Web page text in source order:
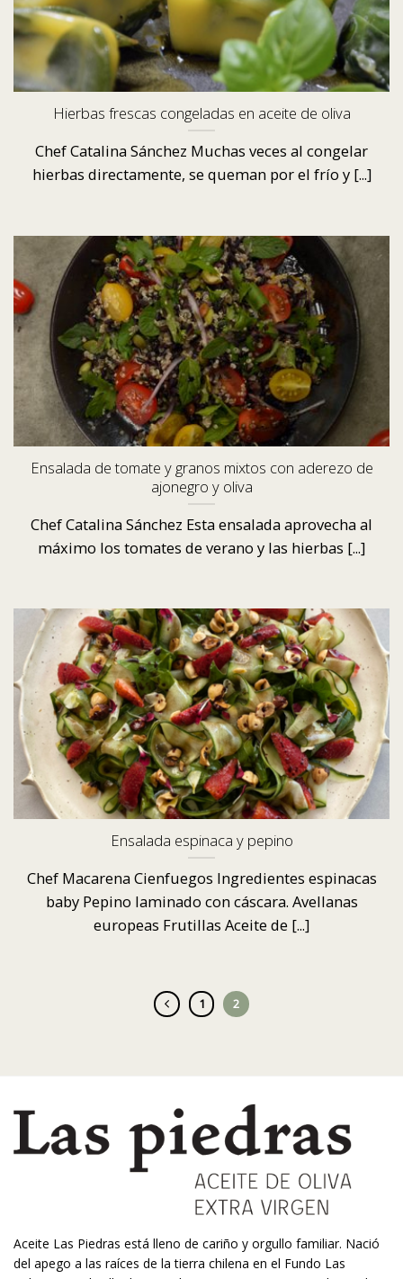
Hierbas frescas congeladas en aceite de oliva
Chef Catalina Sánchez Muchas veces al congelar
hierbas directamente, se queman por el frío y [...]
Ensalada de tomate y granos mixtos con aderezo de
ajonegro y oliva
Chef Catalina Sánchez Esta ensalada aprovecha al
máximo los tomates de verano y las hierbas [...]
Ensalada espinaca y pepino
Chef Macarena Cienfuegos Ingredientes espinacas
baby Pepino laminado con cáscara. Avellanas
europeas Frutillas Aceite de [...]
1 2
Aceite Las Piedras está lleno de cariño y orgullo familiar. Nació
del apego a las raíces de la tierra chilena en el Fundo Las